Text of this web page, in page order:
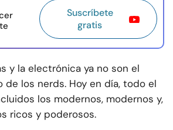
Suscríbete
gratis
y la electrónica ya no son el
de los nerds. Hoy en día, todo el
los modernos, modernos y,
ricos y poderosos.